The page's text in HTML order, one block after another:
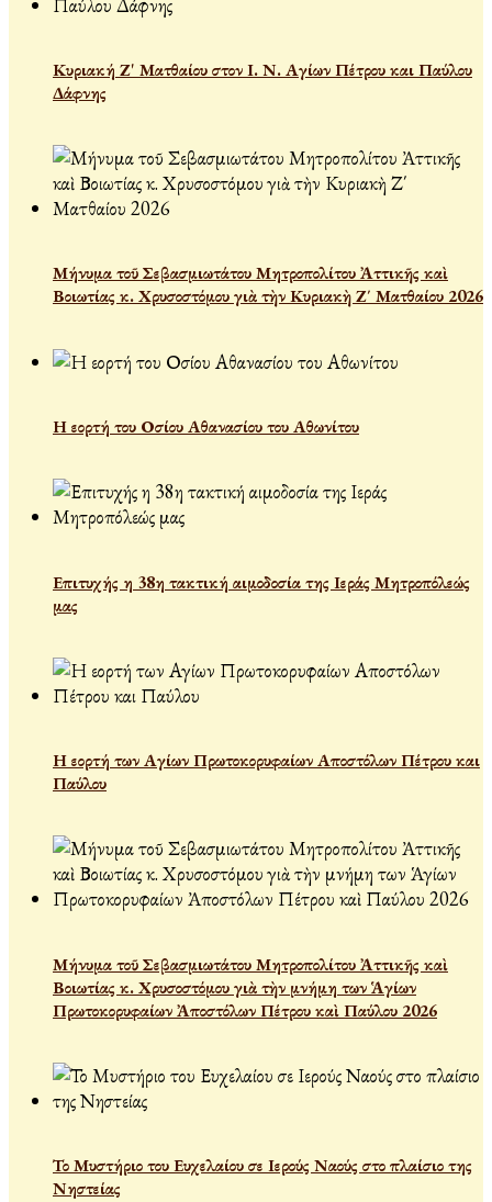
Κυριακή Ζ' Ματθαίου στον Ι. Ν. Αγίων Πέτρου και Παύλου
Δάφνης
Μήνυμα τοῦ Σεβασμιωτάτου Μητροπολίτου Ἀττικῆς καὶ
Βοιωτίας κ. Χρυσοστόμου γιὰ τὴν Κυριακὴ Ζ΄ Ματθαίου 2026
Η εορτή του Οσίου Αθανασίου του Αθωνίτου
Επιτυχής η 38η τακτική αιμοδοσία της Ιεράς Μητροπόλεώς
μας
Η εορτή των Αγίων Πρωτοκορυφαίων Αποστόλων Πέτρου και
Παύλου
Μήνυμα τοῦ Σεβασμιωτάτου Μητροπολίτου Ἀττικῆς καὶ
Βοιωτίας κ. Χρυσοστόμου γιὰ τὴν μνήμη των Ἁγίων
Πρωτοκορυφαίων Ἀποστόλων Πέτρου καὶ Παύλου 2026
Το Μυστήριο του Ευχελαίου σε Ιερούς Ναούς στο πλαίσιο της
Νηστείας